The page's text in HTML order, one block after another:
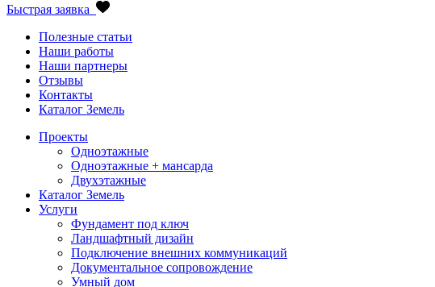
Быстрая заявка
Полезные статьи
Наши работы
Наши партнеры
Отзывы
Контакты
Каталог Земель
Проекты
Одноэтажные
Одноэтажные + мансарда
Двухэтажные
Каталог Земель
Услуги
Фундамент под ключ
Ландшафтный дизайн
Подключение внешних коммуникаций
Документальное сопровождение
Умный дом